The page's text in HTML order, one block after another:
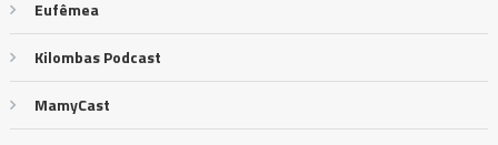
Eufêmea
Kilombas Podcast
MamyCast